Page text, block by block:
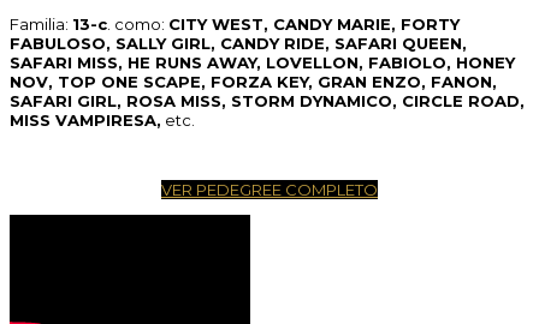
Familia: 13-c . como: CITY WEST, CANDY MARIE, FORTY
FABULOSO, SALLY GIRL, CANDY RIDE, SAFARI QUEEN,
SAFARI MISS, HE RUNS AWAY, LOVELLON, FABIOLO, HONEY
NOV, TOP ONE SCAPE, FORZA KEY, GRAN ENZO, FANON,
SAFARI GIRL, ROSA MISS, STORM DYNAMICO, CIRCLE ROAD,
MISS VAMPIRESA, etc.
VER PEDEGREE COMPLETO